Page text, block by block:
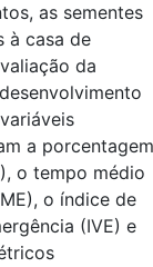
as sementes
à casa de
da
a porcentagem
o tempo médio
o índice de
(IVE) e